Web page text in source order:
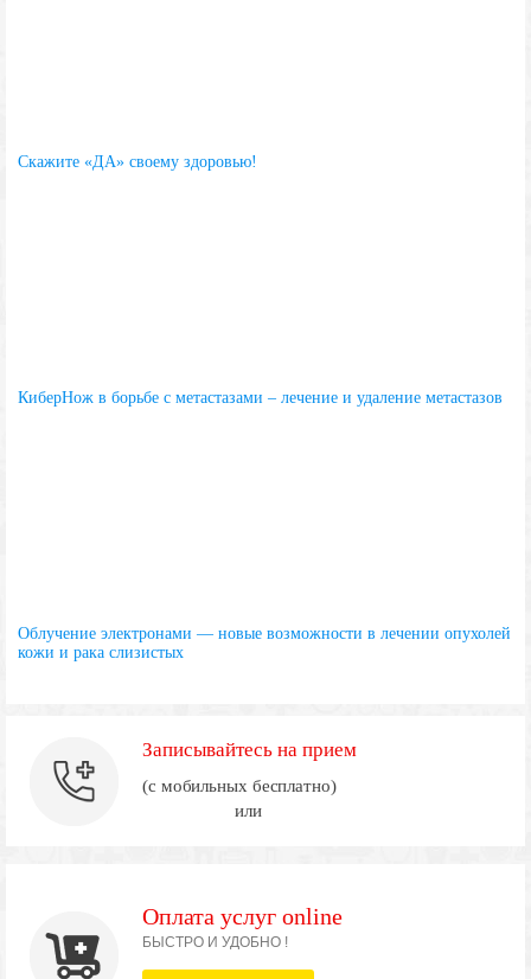
Скажите «ДА» своему здоровью!
КиберНож в борьбе с метастазами – лечение и удаление метастазов
Облучение электронами — новые возможности в лечении опухолей
кожи и рака слизистых
Записывайтесь на прием
(с мобильных бесплатно)
или
Оплата услуг online
БЫСТРО И УДОБНО !